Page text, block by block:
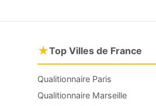
★Top Villes de France
Qualitionnaire Paris
Qualitionnaire Marseille